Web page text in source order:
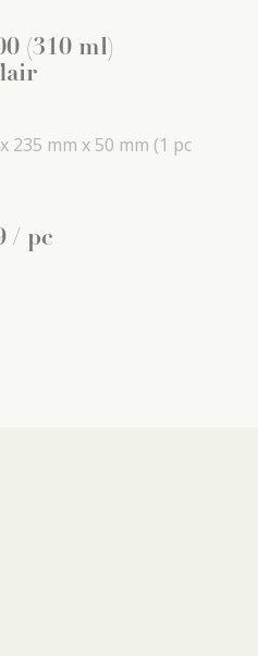
(310 ml)
235 mm x 50 mm (1 pc
/ pc